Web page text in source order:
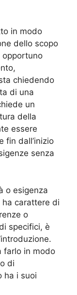
in modo
dello scopo
opportuno
chiedendo
di una
un
della
essere
fin dall’inizio
senza
o esigenza
carattere di
o
specifici, è
farlo in modo
di
ha i suoi